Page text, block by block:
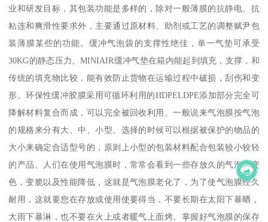
业和研发目标，其包装功能是多样的，除对一般薄膜的抗静电、抗
粘连和爽滑性要求外，主要通过原材料、助剂或工艺的调整赋尹包
装薄膜某些的功能。缓冲气泡袋的支撑性绝佳，单一气垫可承受
30KG的静态压力。MINIAIR缓冲气垫在箱内能起到填充，支撑，和
传统的填充物比较，能有效防止货物在运输过程中破损，刮伤和变
形。环保性缓冲胶膜采用可循环利用的HDPELDPE添加部分完全可
降解材料复合而成，可以完全被回收利用。一般说来气泡膜按气泡
的规格来分有大、中、小型。选择的时候可以根据被保护的物品的
大小来确定合适型号的，原则上小型的包装材料配合包装较小较轻
的产品。人们在使用气泡膜时，常常会看到一些存放久的气泡膜变
色，变脆以及性能降低，这就是气泡膜老化了，为了使气泡膜经久
耐用，这就要您在存放或使用使要得当，不要长期在太阳下暴晒，
大雨下暴淋，也不要在火上或者暖气上面烤。掌握好气泡膜的保存